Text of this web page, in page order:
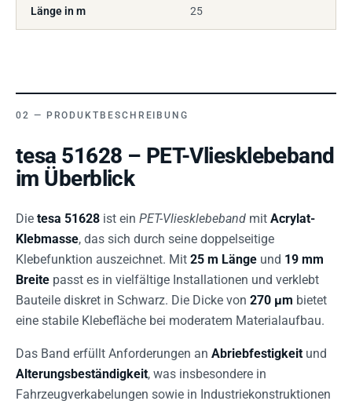
Länge in m 25
PRODUKTBESCHREIBUNG
tesa 51628 – PET-Vliesklebeband
im Überblick
Die tesa 51628 ist ein PET-Vliesklebeband mit Acrylat-
Klebmasse, das sich durch seine doppelseitige
Klebefunktion auszeichnet. Mit 25 m Länge und 19 mm
Breite passt es in vielfältige Installationen und verklebt
Bauteile diskret in Schwarz. Die Dicke von 270 µm bietet
eine stabile Klebefläche bei moderatem Materialaufbau.
Das Band erfüllt Anforderungen an Abriebfestigkeit und
Alterungsbeständigkeit, was insbesondere in
Fahrzeugverkabelungen sowie in Industriekonstruktionen